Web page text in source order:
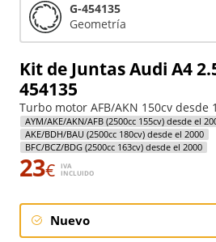
Kit de Juntas Audi A4
454135
Turbo motor AFB/AKN 150cv desde
AYM/AKE/AKN/AFB (2500cc 155cv) desde el
AKE/BDH/BAU (2500cc 180cv) desde el 2000
BFC/BCZ/BDG (2500cc 163cv) desde el 2000
23€
IVA
INCLUIDO
Nuevo
G-454135
Geometría